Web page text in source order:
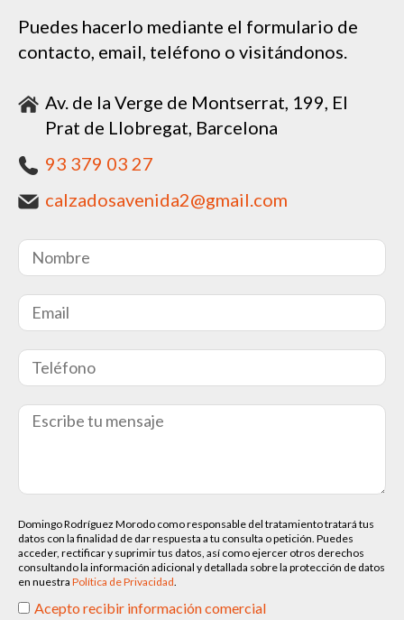
Puedes hacerlo mediante el formulario de
contacto, email, teléfono o visitándonos.
Av. de la Verge de Montserrat, 199, El
Prat de Llobregat, Barcelona
93 379 03 27
calzadosavenida2@gmail.com
Domingo Rodríguez Morodo como responsable del tratamiento tratará tus
datos con la finalidad de dar respuesta a tu consulta o petición. Puedes
acceder, rectificar y suprimir tus datos, así como ejercer otros derechos
consultando la información adicional y detallada sobre la protección de datos
en nuestra Política de Privacidad.
Acepto recibir información comercial